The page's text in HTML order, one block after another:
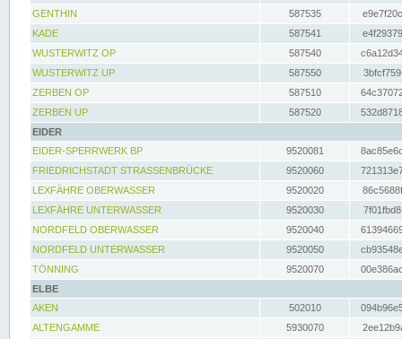
GENTHIN
587535
KADE
587541
WUSTERWITZ OP
587540
WUSTERWITZ UP
587550
ZERBEN OP
587510
ZERBEN UP
587520
EIDER
EIDER-SPERRWERK BP
9520081
FRIEDRICHSTADT STRASSENBRÜCKE
9520060
LEXFÄHRE OBERWASSER
9520020
LEXFÄHRE UNTERWASSER
9520030
NORDFELD OBERWASSER
9520040
NORDFELD UNTERWASSER
9520050
TÖNNING
9520070
ELBE
AKEN
502010
ALTENGAMME
5930070